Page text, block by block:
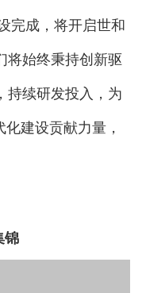
完成，将开启世和
将始终秉持创新驱
持续研发投入，为
建设贡献力量，
锦